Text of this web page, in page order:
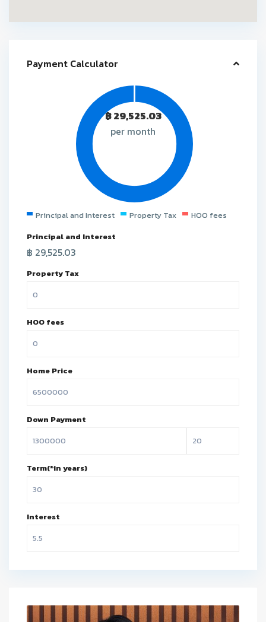
Payment Calculator
฿29,525.03
per month
Principal and Interest Property Tax
HOO fees
Principal and Interest
฿ 29,525.03
Property Tax
HOO fees
Home Price
Down Payment
Term(*in years)
Interest